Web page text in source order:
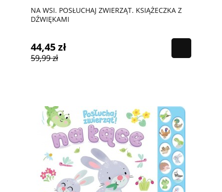
NA WSI. POSŁUCHAJ ZWIERZĄT. KSIĄŻECZKA Z
DŹWIĘKAMI
44,45 zł
59,99 zł